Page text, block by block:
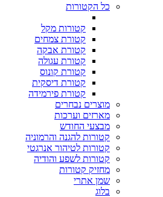
כל הקטורות
קטורות מקל
קטורת צמחים
קטורת אבקה
קטורת עגולה
קטורת קונוס
קטורת דיסקית
קטורת פירמידה
מוצרים נבחרים
מארזים וערכות
מבצעי החודש
קטורות להגנה והרמוניה
קטורות לטיהור אנרגטי
קטורות לשפע והודיה
מחזיק קטורות
שמן אתרי
בלוג